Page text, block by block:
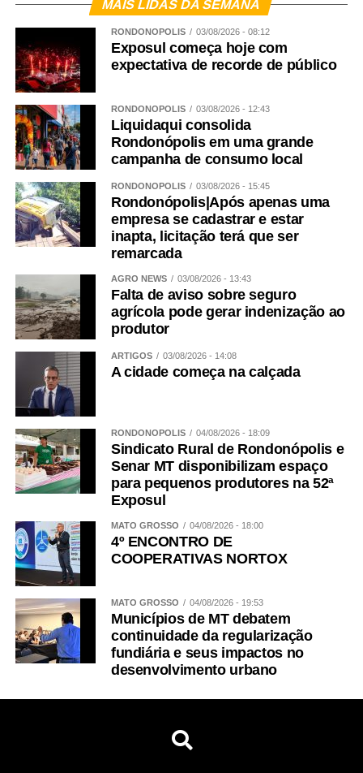
MAIS LIDAS DA SEMANA
RONDONÓPOLIS 03/08/2026 - 08:12
Exposul começa hoje com
expectativa de recorde de público
RONDONÓPOLIS 03/08/2026 - 12:43
Liquidaqui consolida
Rondonópolis em uma grande
campanha de consumo local
RONDONÓPOLIS 03/08/2026 - 15:45
Rondonópolis|Após apenas uma
empresa se cadastrar e estar
inapta, licitação terá que ser
remarcada
AGRO NEWS 03/08/2026 - 13:43
Falta de aviso sobre seguro
agrícola pode gerar indenização ao
produtor
ARTIGOS 03/08/2026 - 14:08
A cidade começa na calçada
RONDONÓPOLIS 04/08/2026 - 18:09
Sindicato Rural de Rondonópolis e
Senar MT disponibilizam espaço
para pequenos produtores na 52ª
Exposul
MATO GROSSO 04/08/2026 - 18:00
4º ENCONTRO DE
COOPERATIVAS NORTOX
MATO GROSSO 04/08/2026 - 19:53
Municípios de MT debatem
continuidade da regularização
fundiária e seus impactos no
desenvolvimento urbano